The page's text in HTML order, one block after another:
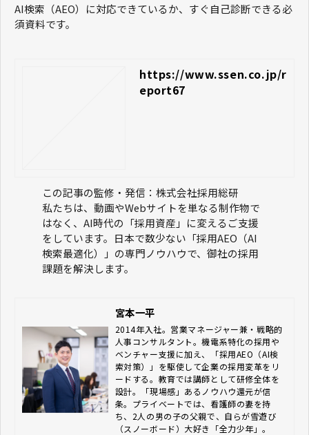
す。
AI検索（AEO）に対応できているか、すぐ自己診断できる必
須資料です。
https://www.ssen.co.jp/r
eport67
この記事の監修・発信：株式会社採用総研
私たちは、動画やWebサイトを単なる制作物で
はなく、AI時代の「採用資産」に変えるご支援
をしています。日本で数少ない「採用AEO（AI
検索最適化）」の専門ノウハウで、御社の採用
課題を解決します。
宮本一平
2014年入社。営業マネージャー兼・戦略的
人事コンサルタント。機電系特化の採用や
ベンチャー支援に加え、「採用AEO（AI検
索対策）」を駆使して企業の採用変革をリ
ードする。教育では講師として研修全体を
設計。「現場感」あるノウハウ還元が信
条。プライベートでは、看護師の妻を持
ち、2人の男の子の父親で、自らが雪遊び
（スノーボード）大好き「全力少年」。